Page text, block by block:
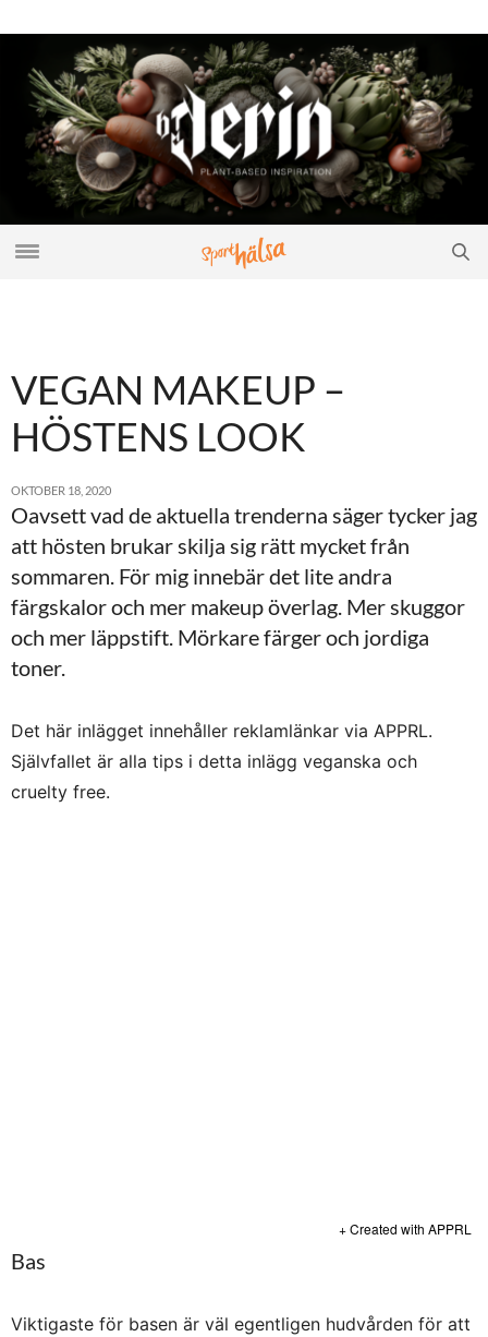
VEGAN MAKEUP –
HÖSTENS LOOK
OKTOBER 18, 2020
Oavsett vad de aktuella trenderna säger tycker jag
att hösten brukar skilja sig rätt mycket från
sommaren. För mig innebär det lite andra
färgskalor och mer makeup överlag. Mer skuggor
och mer läppstift. Mörkare färger och jordiga
toner.
Det här inlägget innehåller reklamlänkar via APPRL.
Självfallet är alla tips i detta inlägg veganska och
cruelty free.
+ Created with APPRL
Bas
Viktigaste för basen är väl egentligen hudvården för att